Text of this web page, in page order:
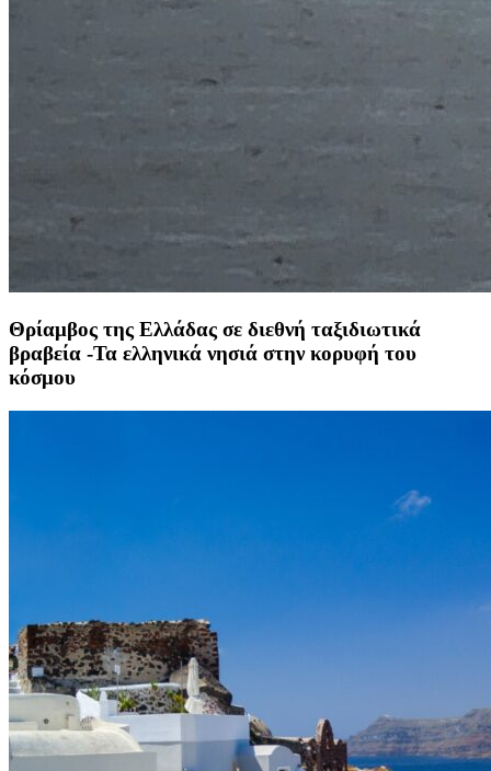
Θρίαμβος της Ελλάδας σε διεθνή ταξιδιωτικά
βραβεία -Τα ελληνικά νησιά στην κορυφή του
κόσμου